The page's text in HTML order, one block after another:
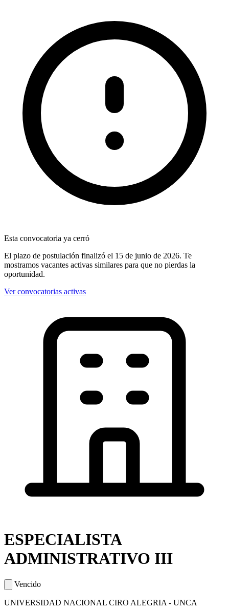
Esta convocatoria ya cerró
El plazo de postulación finalizó el 15 de junio de 2026. Te
mostramos vacantes activas similares para que no pierdas la
oportunidad.
Ver convocatorias activas
ESPECIALISTA
ADMINISTRATIVO III
Vencido
UNIVERSIDAD NACIONAL CIRO ALEGRIA - UNCA